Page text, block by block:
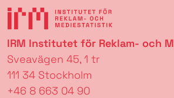
IRM Institutet för Reklam- och
Sveavägen 45, 1 tr
111 34 Stockholm
+46 8 663 04 90